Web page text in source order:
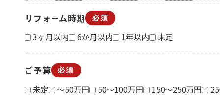
リフォーム時期 必須
3ヶ月以内 6か月以内 1年以内 未定
ご予算 必須
未定 ～50万円 50～100万円 150～250万円